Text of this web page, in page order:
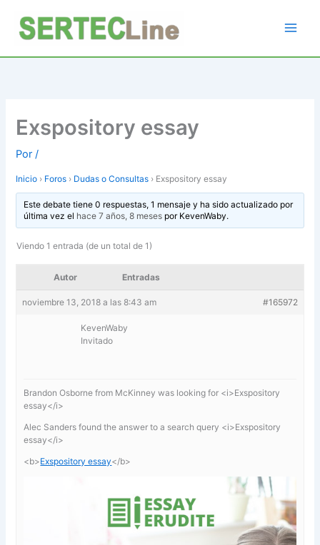
contenido
Exspository essay
Por/
Inicio › Foros › Dudas o Consultas › Exspository essay
Este debate tiene 0 respuestas, 1 mensaje y ha sido actualizado por
última vez el hace 7 años, 8 mesespor KevenWaby.
Viendo 1 entrada (de un total de 1)
Autor Entradas
noviembre 13, 2018 a las 8:43 am #165972
KevenWaby
Invitado
Brandon Osborne from McKinney was looking for <i>Exspository
essay</i>
Alec Sanders found the answer to a search query <i>Exspository
essay</i>
<b>Exspository essay</b>